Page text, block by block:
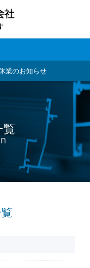
業のお知らせ
覧